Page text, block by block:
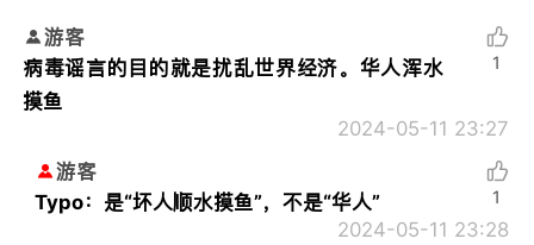
游客
病毒谣言的目的就是扰乱世界经济。华人浑水
摸鱼
2024-05-11 23:27
1
游客
Typo：是“坏人顺水摸鱼”，不是“华人”
2024-05-11 23:28
1